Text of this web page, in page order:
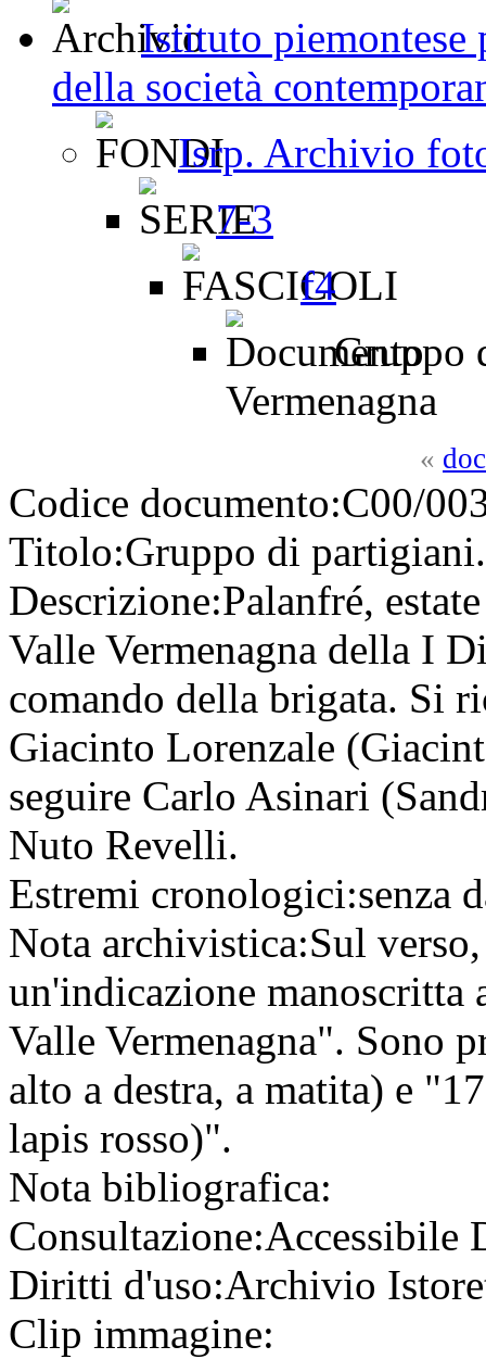
Istituto piemontese
della società
Isrp. Archivio
7-3
f4
Gruppo
Vermenagna
«
Codice documento:C00/
Titolo:Gruppo di
Descrizione:Palanfré,
Valle Vermenagna della I
comando della brigata. Si
Giacinto Lorenzale
seguire Carlo Asinari
Nuto Revelli.
Estremi cronologici:senza
Nota archivistica:Sul
un'indicazione manoscritta
Valle Vermenagna". Sono
alto a destra, a matita) e
lapis rosso)".
Nota bibliografica:
Consultazione:Accessibile
Diritti d'uso:Archivio
Clip immagine: